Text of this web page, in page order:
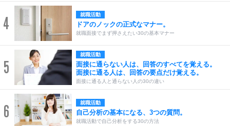
4 就職活動
ドアのノックの正式なマナー。
就職面接でまず押さえたい30の基本マナー
5
就職活動
面接に通らない人は、回答のすべてを覚える。
面接に通る人は、回答の要点だけ覚える。
面接に通る人と通らない人の30の違い
6 就職活動
自己分析の基本になる、3つの質問。
就職活動で自己分析をする30の方法